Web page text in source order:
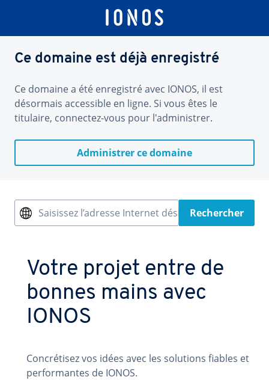
Ce domaine est déjà enregistré
Ce domaine a été enregistré avec IONOS, il est
désormais accessible en ligne. Si vous êtes le
titulaire, connectez-vous pour l'administrer.
Administrer ce domaine
Saisissez l’adresse Internet désiréeRechercher
Votre projet entre de
bonnes mains avec
IONOS
Concrétisez vos idées avec les solutions fiables et
performantes de IONOS.